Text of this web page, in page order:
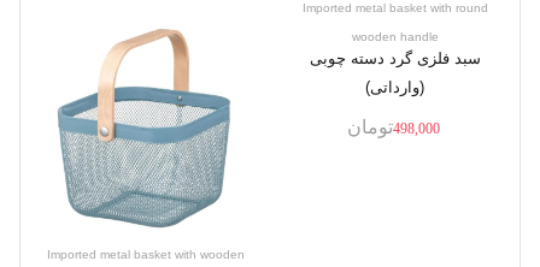
Imported metal basket with round
wooden handle
سبد فلزی گرد دسته چوبی
(وارداتی)
498,000 تومان
Imported metal basket with wooden